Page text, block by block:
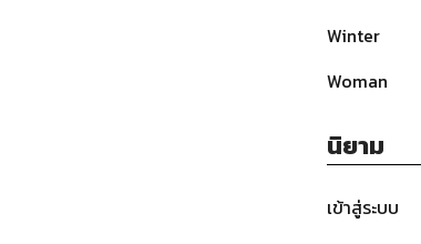
Winter
Woman
นิยาม
เข้าสู่ระบบ